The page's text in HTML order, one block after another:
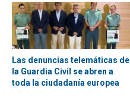
Las denuncias telemáticas de
la Guardia Civil se abren a
toda la ciudadanía europea